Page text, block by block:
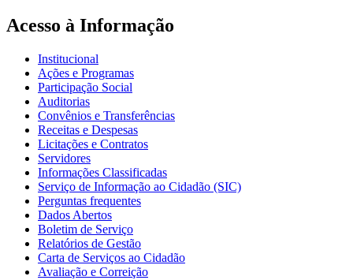
Acesso à Informação
Institucional
Ações e Programas
Participação Social
Auditorias
Convênios e Transferências
Receitas e Despesas
Licitações e Contratos
Servidores
Informações Classificadas
Serviço de Informação ao Cidadão (SIC)
Perguntas frequentes
Dados Abertos
Boletim de Serviço
Relatórios de Gestão
Carta de Serviços ao Cidadão
Avaliação e Correição